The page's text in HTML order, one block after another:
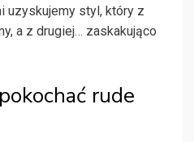
uzyskujemy styl, który z
a z drugiej… zaskakująco
rude